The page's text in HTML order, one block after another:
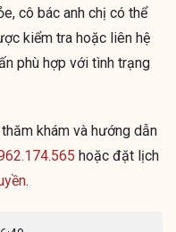
cô bác anh chị có thể
kiểm tra hoặc liên hệ
phù hợp với tình trạng
khám và hướng dẫn
hoặc đặt lịch
.